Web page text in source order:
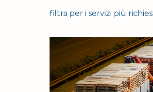
filtra per i servizi più